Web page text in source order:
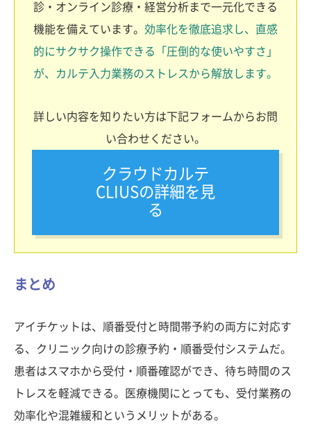
診・オンライン診療・経営分析まで一元化できる
機能を備えています。 効率化を徹底追求し、直感
的にサクサク操作できる「圧倒的な使いやすさ」
が、カルテ入力業務のストレスから解放します。
詳しい内容を知りたい方は下記フォームからお問
い合わせください。
クラウドカルテ
CLIUSの詳細を見
る
まとめ
アイチケットは、順番受付と時間帯予約の両方に対応す
る、クリニック向けの診療予約・順番受付システムだ。
患者はスマホから受付・順番確認ができ、待ち時間のス
トレスを軽減できる。医療機関にとっても、受付業務の
効率化や混雑緩和というメリットがある。